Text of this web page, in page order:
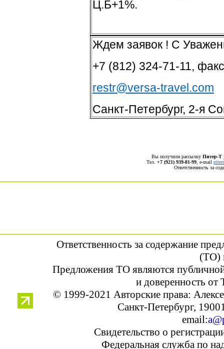
Ц.Б+1%.
Ждем заявок ! С
+7 (812) 324-71-11,
restr@versa-travel.com
Санкт-Петербург, 2-я
Вы получили рассылку Питер-Т
Тел. +7 (921) 939-81-99 , е-mail
Ответственность за
Ответственность за содержание
(ТО)
Предложения ТО являются
и доверенность от
© 1999-2021 Авторские права:
Санкт-Петербург,
email:
Свидетельство о
Федеральная служба по